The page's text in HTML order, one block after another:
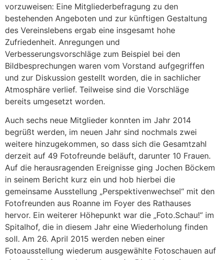
vorzuweisen: Eine Mitgliederbefragung zu den
bestehenden Angeboten und zur künftigen Gestaltung
des Vereinslebens ergab eine insgesamt hohe
Zufriedenheit. Anregungen und
Verbesserungsvorschläge zum Beispiel bei den
Bildbesprechungen waren vom Vorstand aufgegriffen
und zur Diskussion gestellt worden, die in sachlicher
Atmosphäre verlief. Teilweise sind die Vorschläge
bereits umgesetzt worden.
Auch sechs neue Mitglieder konnten im Jahr 2014
begrüßt werden, im neuen Jahr sind nochmals zwei
weitere hinzugekommen, so dass sich die Gesamtzahl
derzeit auf 49 Fotofreunde beläuft, darunter 10 Frauen.
Auf die herausragenden Ereignisse ging Jochen Böckem
in seinem Bericht kurz ein und hob hierbei die
gemeinsame Ausstellung „Perspektivenwechsel“ mit den
Fotofreunden aus Roanne im Foyer des Rathauses
hervor. Ein weiterer Höhepunkt war die „Foto.Schau!“ im
Spitalhof, die in diesem Jahr eine Wiederholung finden
soll. Am 26. April 2015 werden neben einer
Fotoausstellung wiederum ausgewählte Fotoschauen auf